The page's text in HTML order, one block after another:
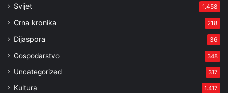
Svijet 1.458
Crna kronika 218
Dijaspora 36
Gospodarstvo 348
Uncategorized 317
Kultura 1.417